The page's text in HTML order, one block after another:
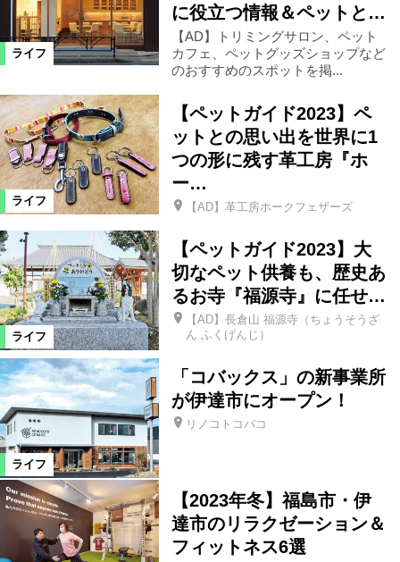
カテゴリ
ビューティ
リラクゼーション
ヘアサロン・ネイルサロン
雑貨 ショップ 住宅 病院
車 生活 その他 イベント
スクール 特産品
絞り込む
ライフ
に役立つ情報＆ペットと…
【AD】トリミングサロン、ペット
カフェ、ペットグッズショップなど
のおすすめのスポットを掲...
ライフ
【ペットガイド2023】ペ
ットとの思い出を世界に1
つの形に残す革工房『ホ
ー…
【AD】革工房ホークフェザーズ
ライフ
【ペットガイド2023】大
切なペット供養も、歴史あ
るお寺『福源寺』に任せ…
【AD】長倉山 福源寺（ちょうそうざ
ん ふくげんじ）
ライフ
「コバックス」の新事業所
が伊達市にオープン！
リノコトコバコ
【2023年冬】福島市・伊
達市のリラクゼーション＆
フィットネス6選